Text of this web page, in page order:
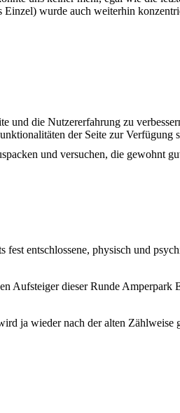
wurde auch weiterhin
und versuchen, die gewohnt
fest entschlossene, physisch und
Aufsteiger dieser Runde Amperpark
ja wieder nach der alten Zählweise
und die Nutzererfahrung zu
der Seite zur Verfügung